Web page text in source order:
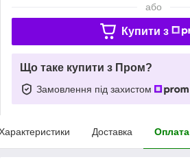
або
Купити з
Що таке купити з Пром?
Замовлення під захистом
Доставка Оплата